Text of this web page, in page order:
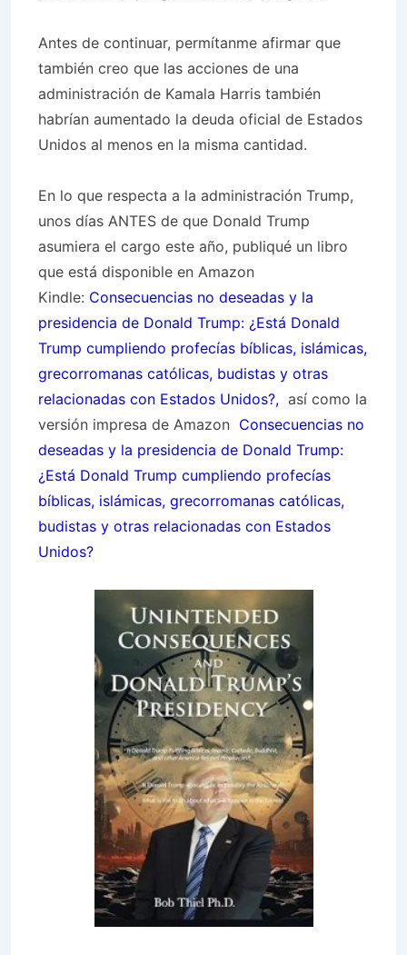
Antes de continuar, permítanme afirmar que
también creo que las acciones de una
administración de Kamala Harris también
habrían aumentado la deuda oficial de Estados
Unidos al menos en la misma cantidad.
En lo que respecta a la administración Trump,
unos días ANTES de que Donald Trump
asumiera el cargo este año, publiqué un libro
que está disponible en Amazon
Kindle: Consecuencias no deseadas y la
presidencia de Donald Trump: ¿Está Donald
Trump cumpliendo profecías bíblicas, islámicas,
grecorromanas católicas, budistas y otras
relacionadas con Estados Unidos?, así como la
versión impresa de Amazon Consecuencias no
deseadas y la presidencia de Donald Trump:
¿Está Donald Trump cumpliendo profecías
bíblicas, islámicas, grecorromanas católicas,
budistas y otras relacionadas con Estados
Unidos?